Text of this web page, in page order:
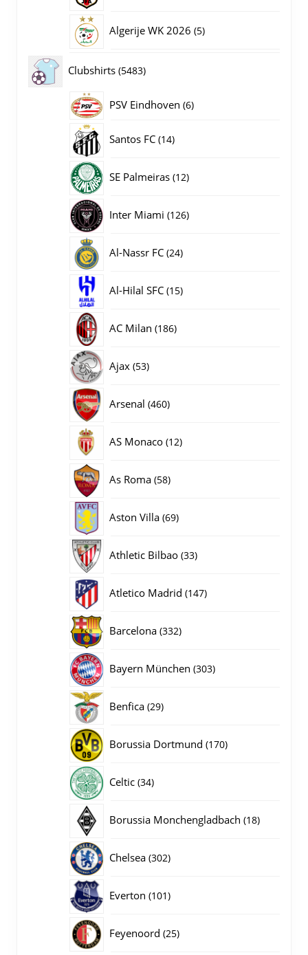
Algerije WK 2026 55
Clubshirts 54835483
producten
PSV Eindhoven 66
Santos FC 1414
SE Palmeiras 1212
Inter Miami 126126
Al-Nassr FC 2424
Al-Hilal SFC 1515
AC Milan 186186
Ajax 5353
Arsenal 460460
AS Monaco 1212
As Roma 5858
Aston Villa 6969
Athletic Bilbao 3333
Atletico Madrid 147147
Barcelona 332332
Bayern München 303303
Benfica 2929
Borussia Dortmund 170170
Celtic 3434
Borussia Monchengladbach 1818
Chelsea 302302
Everton 101101
Feyenoord 2525